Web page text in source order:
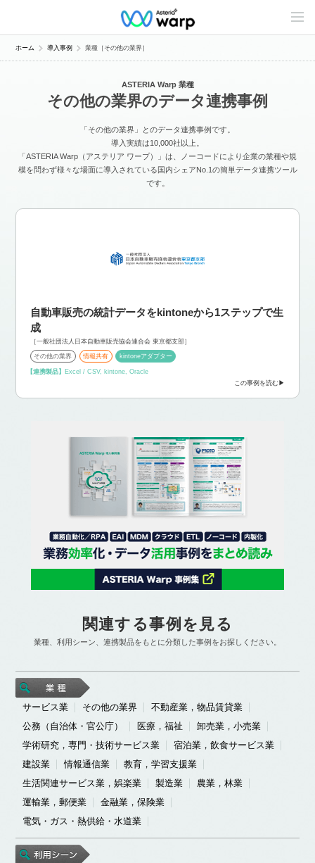
C
n
e
ホーム 導入事例 業種［その他の業界］
ASTERIA Warp 業種
その他の業界のデータ連携事例
「その他の業界」とのデータ連携事例です。
導入実績は10,000社以上。
「ASTERIA Warp（アステリア ワープ）」は、ノーコードにより企業の業種や規
模を問わず様々な場面に導入されている国内シェアNo.1の簡単データ連携ツール
です。
自動車販売の統計データをkintoneから1ステップで生
成
［一般社団法人日本自動車販売協会連合会 東京都支部］
その他の業界 情報共有 kintoneアダプター
【連携製品】 Excel / CSV, kintone, Oracle
この事例を読む
関連する事例を見る
業種、利用シーン、連携製品をもとに分類した事例をお探しください。
サービス業 その他の業界
不動産業，物品賃貸業
公務（自治体・官公庁）
医療，福祉
卸売業，小売業
学術研究，専門・技術サービス業
宿泊業，飲食サービス業
建設業
情報通信業
教育，学習支援業
生活関連サービス業，娯楽業
製造業
農業，林業
運輸業，郵便業
金融業，保険業
電気・ガス・熱供給・水道業